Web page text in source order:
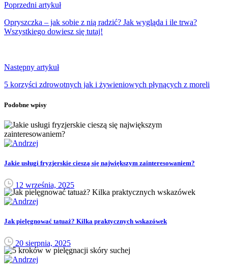
Poprzedni artykuł
Opryszczka – jak sobie z nią radzić? Jak wygląda i ile trwa?
Wszystkiego dowiesz się tutaj!
Następny artykuł
5 korzyści zdrowotnych jak i żywieniowych płynących z moreli
Podobne wpisy
Jakie usługi fryzjerskie cieszą się największym zainteresowaniem?
12 września, 2025
Jak pielęgnować tatuaż? Kilka praktycznych wskazówek
20 sierpnia, 2025